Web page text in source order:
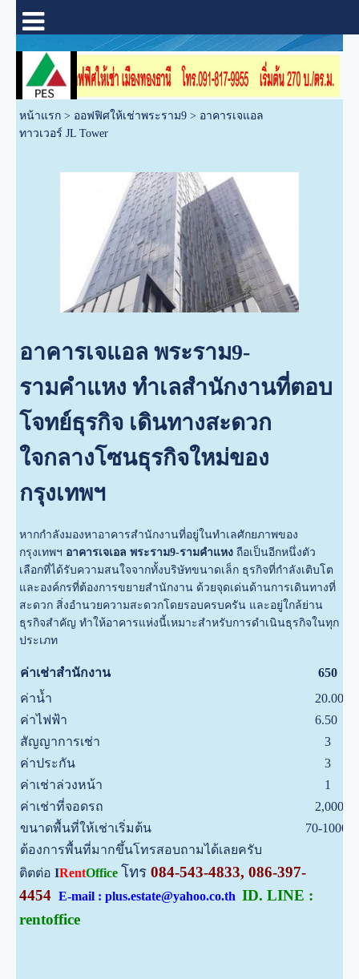
หน้าแรก > ออฟฟิศให้เช่าพระราม9 > อาคารเจแอล
ทาวเวอร์ JL Tower
อาคารเจแอล พระราม9-
รามคำแหง ทำเลสำนักงานที่ตอบ
โจทย์ธุรกิจ เดินทางสะดวก
ใจกลางโซนธุรกิจใหม่ของ
กรุงเทพฯ
หากกำลังมองหาอาคารสำนักงานที่อยู่ในทำเลศักยภาพของ
กรุงเทพฯ อาคารเจเอล พระราม9-รามคำแหง ถือเป็นอีกหนึ่งตัว
เลือกที่ได้รับความสนใจจากทั้งบริษัทขนาดเล็ก ธุรกิจที่กำลังเติบโต
และองค์กรที่ต้องการขยายสำนักงาน ด้วยจุดเด่นด้านการเดินทางที่
สะดวก สิ่งอำนวยความสะดวกโดยรอบครบครัน และอยู่ใกล้ย่าน
ธุรกิจสำคัญ ทำให้อาคารแห่งนี้เหมาะสำหรับการดำเนินธุรกิจในทุก
ประเภท
ค่าเช่าสำนักงาน 650
ค่าน้ำ 20.00
ค่าไฟฟ้า
6.50
สัญญาการเช่า
3
ค่าประกัน
3
ค่าเช่าล่วงหน้า
1
ค่าเช่าที่จอดรถ
2,000
ขนาดพื้นที่ให้เช่าเริ่มต้น
70-1000
ต้องการพื้นที่มากขึ้นโทรสอบถามได้เลยครับ
ติตต่อ IRentOffice โทร 084-543-4833, 086-397-
4454 E-mail : plus.estate@yahoo.co.th ID. LINE :
rentoffice